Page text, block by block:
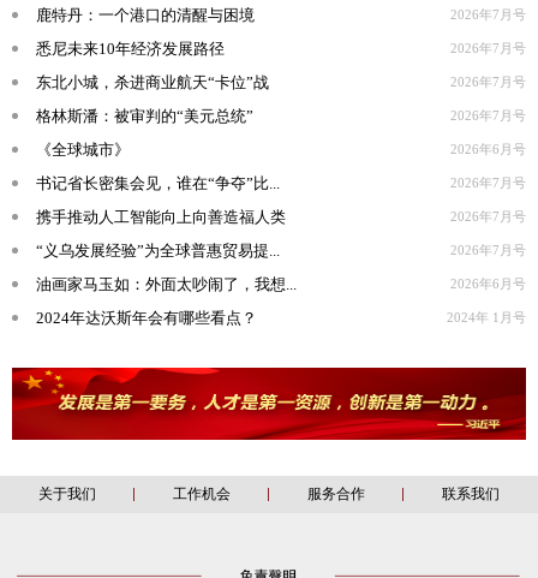
鹿特丹：一个港口的清醒与困境 2026年7月号
悉尼未来10年经济发展路径 2026年7月号
东北小城，杀进商业航天“卡位”战 2026年7月号
格林斯潘：被审判的“美元总统” 2026年7月号
《全球城市》 2026年6月号
书记省长密集会见，谁在“争夺”比... 2026年7月号
携手推动人工智能向上向善造福人类 2026年7月号
“义乌发展经验”为全球普惠贸易提... 2026年7月号
油画家马玉如：外面太吵闹了，我想... 2026年6月号
2024年达沃斯年会有哪些看点？ 2024年 1月号
关于我们 工作机会 服务合作 联系我们